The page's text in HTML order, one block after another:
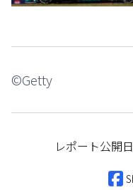
©Getty
レポート公開日